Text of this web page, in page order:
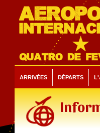
ARRIVÉES DÉPARTS